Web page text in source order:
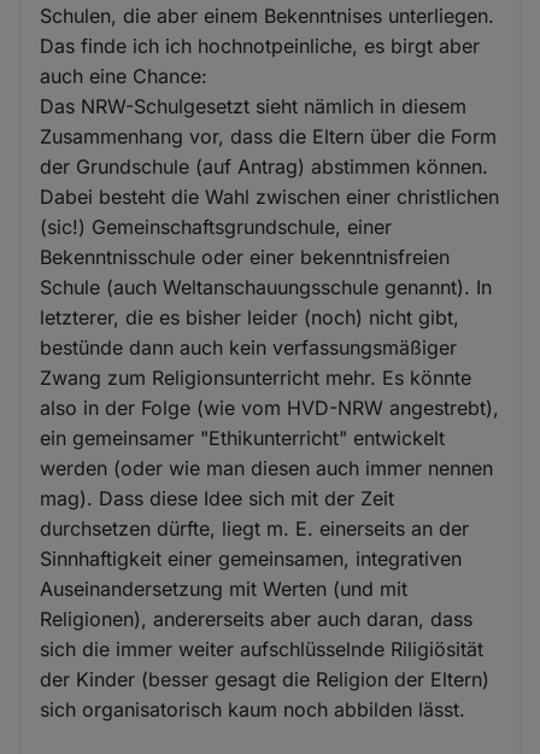
Schulen, die aber einem Bekenntnises unterliegen.
Das finde ich ich hochnotpeinliche, es birgt aber
auch eine Chance:
Das NRW-Schulgesetzt sieht nämlich in diesem
Zusammenhang vor, dass die Eltern über die Form
der Grundschule (auf Antrag) abstimmen können.
Dabei besteht die Wahl zwischen einer christlichen
(sic!) Gemeinschaftsgrundschule, einer
Bekenntnisschule oder einer bekenntnisfreien
Schule (auch Weltanschauungsschule genannt). In
letzterer, die es bisher leider (noch) nicht gibt,
bestünde dann auch kein verfassungsmäßiger
Zwang zum Religionsunterricht mehr. Es könnte
also in der Folge (wie vom HVD-NRW angestrebt),
ein gemeinsamer "Ethikunterricht" entwickelt
werden (oder wie man diesen auch immer nennen
mag). Dass diese Idee sich mit der Zeit
durchsetzen dürfte, liegt m. E. einerseits an der
Sinnhaftigkeit einer gemeinsamen, integrativen
Auseinandersetzung mit Werten (und mit
Religionen), andererseits aber auch daran, dass
sich die immer weiter aufschlüsselnde Riligiösität
der Kinder (besser gesagt die Religion der Eltern)
sich organisatorisch kaum noch abbilden lässt.